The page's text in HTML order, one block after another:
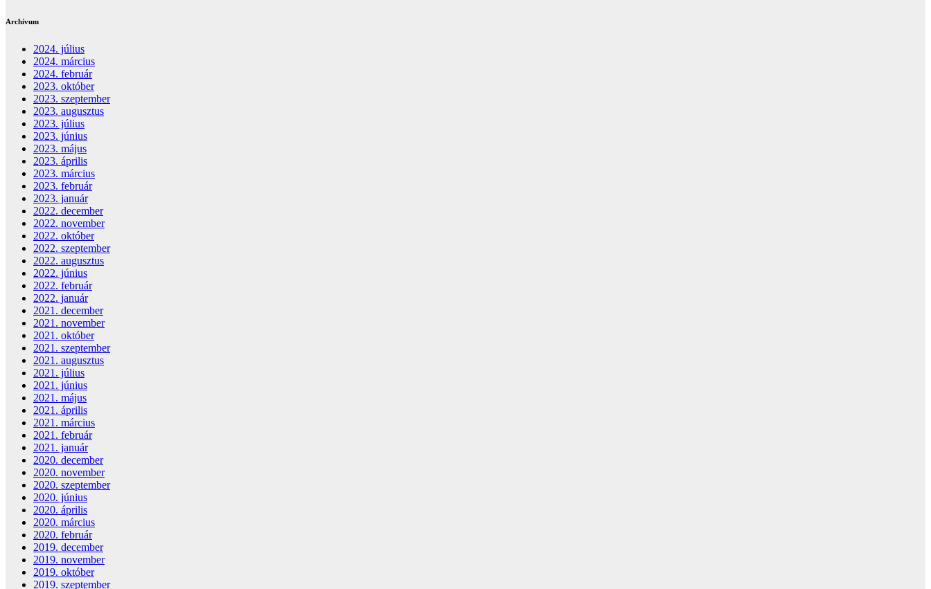
Archívum
2024. július
2024. március
2024. február
2023. október
2023. szeptember
2023. augusztus
2023. július
2023. június
2023. május
2023. április
2023. március
2023. február
2023. január
2022. december
2022. november
2022. október
2022. szeptember
2022. augusztus
2022. június
2022. február
2022. január
2021. december
2021. november
2021. október
2021. szeptember
2021. augusztus
2021. július
2021. június
2021. május
2021. április
2021. március
2021. február
2021. január
2020. december
2020. november
2020. szeptember
2020. június
2020. április
2020. március
2020. február
2019. december
2019. november
2019. október
2019. szeptember